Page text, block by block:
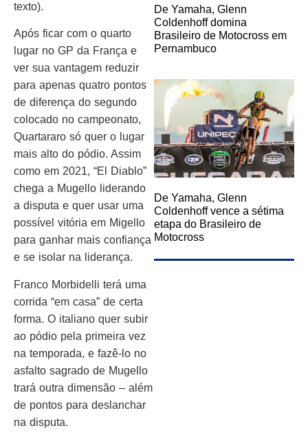
texto).
Após ficar com o quarto
lugar no GP da França e
ver sua vantagem reduzir
para apenas quatro pontos
de diferença do segundo
colocado no campeonato,
Quartararo só quer o lugar
mais alto do pódio. Assim
como em 2021, “El Diablo”
chega a Mugello liderando
a disputa e quer usar uma
possível vitória em Migello
para ganhar mais confiança
e se isolar na liderança.
Franco Morbidelli terá uma
corrida “em casa” de certa
forma. O italiano quer subir
ao pódio pela primeira vez
na temporada, e fazê-lo no
asfalto sagrado de Mugello
trará outra dimensão – além
de pontos para deslanchar
na disputa.
De Yamaha, Glenn
Coldenhoff domina
Brasileiro de Motocross em
Pernambuco
De Yamaha, Glenn
Coldenhoff vence a sétima
etapa do Brasileiro de
Motocross